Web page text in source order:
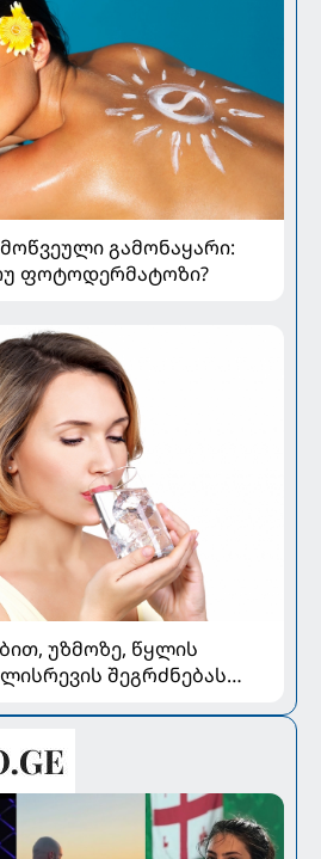
გამონაყარი:
ფოტოდერმატოზი?
უზმოზე, წყლის
შეგრძნებას